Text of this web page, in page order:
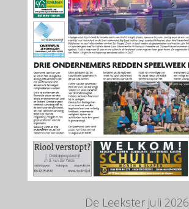
De Leekster juli 2026